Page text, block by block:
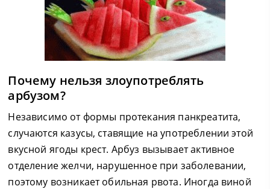
Почему нельзя злоупотреблять
арбузом?
Независимо от формы протекания панкреатита,
случаются казусы, ставящие на употреблении этой
вкусной ягоды крест. Арбуз вызывает активное
отделение желчи, нарушенное при заболевании,
поэтому возникает обильная рвота. Иногда виной